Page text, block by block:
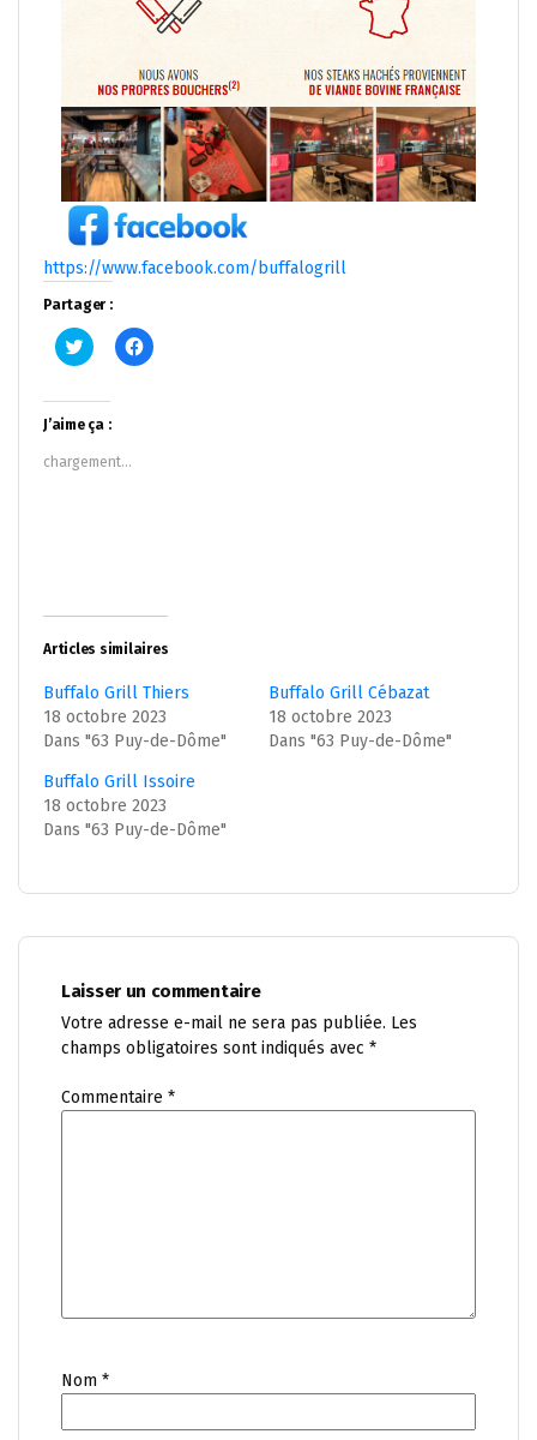
https://www.facebook.com/buffalogrill
Partager :
Cliquez
pour
Twitter(ouvre
dans
une
nouvelle
fenêtre)
Cliquez
pour
J’aime ça :
chargement…
Articles similaires
Buffalo Grill Thiers
18 octobre 2023
Dans "63 Puy-de-Dôme"
Buffalo Grill Cébazat
18 octobre 2023
Dans "63 Puy-de-Dôme"
Buffalo Grill Issoire
18 octobre 2023
Dans "63 Puy-de-Dôme"
Laisser un commentaire
Votre adresse e-mail ne sera pas publiée. Les
champs obligatoires sont indiqués avec *
Commentaire *
Nom *